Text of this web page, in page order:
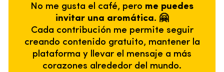
No me gusta el café, pero me puedes
invitar una aromática. 🤗
Cada contribución me permite seguir
creando contenido gratuito, mantener la
plataforma y llevar el mensaje a más
corazones alrededor del mundo.